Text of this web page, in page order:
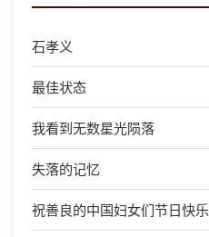
石孝义
最佳状态
我看到无数星光陨落
失落的记忆
祝善良的中国妇女们节日快乐